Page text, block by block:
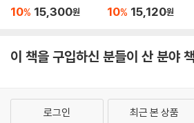
10% 15,300원 10% 15,120원
이 책을 구입하신 분들이 산 분야 책
로그인 최근 본 상품